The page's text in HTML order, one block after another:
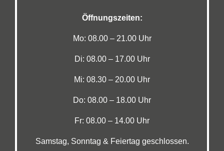
Öffnungszeiten:
Mo: 08.00 – 21.00 Uhr
Di: 08.00 – 17.00 Uhr
Mi: 08.30 – 20.00 Uhr
Do: 08.00 – 18.00 Uhr
Fr: 08.00 – 14.00 Uhr
Samstag, Sonntag & Feiertag geschlossen.